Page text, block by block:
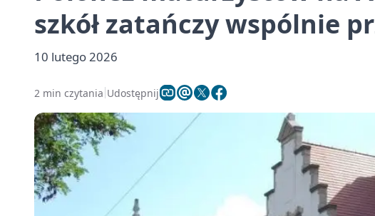
szkół zatańczy wspólnie
10 lutego 2026
2 min czytania Udostępnij